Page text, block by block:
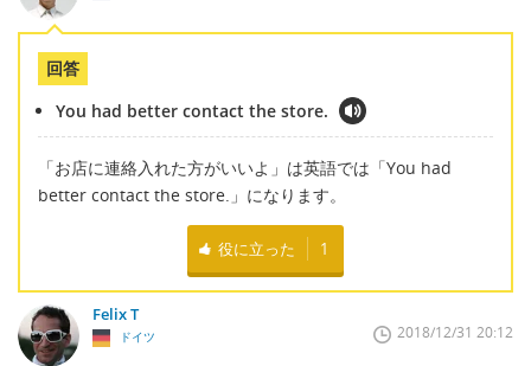
回答
You had better contact the store.
「お店に連絡入れた方がいいよ」は英語では「You had
better contact the store.」になります。
役に立った 1
Felix T
ドイツ 2018/12/31 20:12